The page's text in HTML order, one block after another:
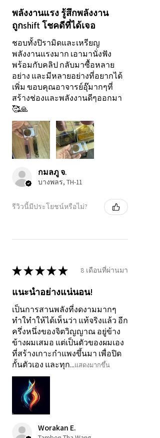
ใด ๆ ได้อย่างแน่นอน แม้ผู้รับ
จำนวนมากจะได้รับ
ประสบการณ์เชิงบวก
ขอบคุณที่เปิดใจและเปิดเส้น
ทางแห่งแสงร่วมกัน ข้าพเจ้า
ยินดีเป็นส่วนหนึ่งในการเดิน
ทางของคุณ – สู่ตัวตนแท้จริงที่
และ การกลับสู่ความเป็นแสงที่
คุณเป็นอยู่แล้ว✨
พลังงานแรง รู้สึกพลังงาน
ถูกshift โชคดีที่ได้เจอ
ชอบทั้งปิรามิดและเหรียญ
พลังงานแรงมาก เอามานั่งฟัง
พร้อมกับคลิป กลับมาซื้อหลาย
อย่าง และมีหลายอย่างที่อยากได้
เพิ่ม ขอบคุณอาจารย์อุ๊มากๆที่
สร้างช่องและพลังงานดีๆออกมา
🥰🙏
กมลภู จ.
บางพลร, TH-11
รีวิวนี้มีประโยชน์หรือไม่?
★★★★★ 8 เดือนที่ผ่านมา
แนะนำอย่างแน่นอน!
เป็นการสานพลังที่งดงามมากๆ
ทำใทำให้ได้เห็นว่า แท้จริงแล้ว อีก
ครึ่งหนึ่งของจิตวิญญาณ อยู่ข้าง
ข้างผมเสมอ แต่เป็นตัวของผมเอง
ที่สร้างเกาะกำแพงขึ้นมา เพื่อปิด
กั้นตัวเอง และทุก...แสดงมากขึ้น
Worakan E.